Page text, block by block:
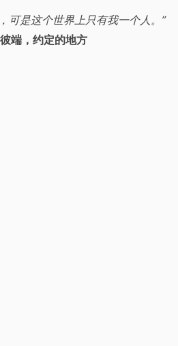
可是这个世界上只有我一个人。”
端，约定的地方